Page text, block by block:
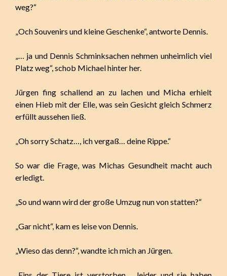
weg?“
„Och Souvenirs und kleine Geschenke“, antworte Dennis.
„… ja und Dennis Schminksachen nehmen unheimlich viel
Platz weg“, schob Michael hinter her.
Jürgen fing schallend an zu lachen und Micha erhielt
einen Hieb mit der Elle, was sein Gesicht gleich Schmerz
erfüllt aussehen ließ.
„Oh sorry Schatz…, ich vergaß… deine Rippe.“
So war die Frage, was Michas Gesundheit macht auch
erledigt.
„So und wann wird der große Umzug nun von statten?“
„Gar nicht“, kam es leise von Dennis.
„Wieso das denn?“, wandte ich mich an Jürgen.